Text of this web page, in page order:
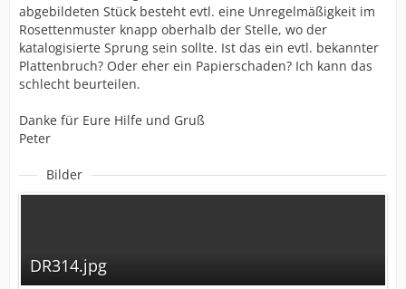
abgebildeten Stück besteht evtl. eine Unregelmäßigkeit im
Rosettenmuster knapp oberhalb der Stelle, wo der
katalogisierte Sprung sein sollte. Ist das ein evtl. bekannter
Plattenbruch? Oder eher ein Papierschaden? Ich kann das
schlecht beurteilen.
Danke für Eure Hilfe und Gruß
Peter
Bilder
DR314.jpg